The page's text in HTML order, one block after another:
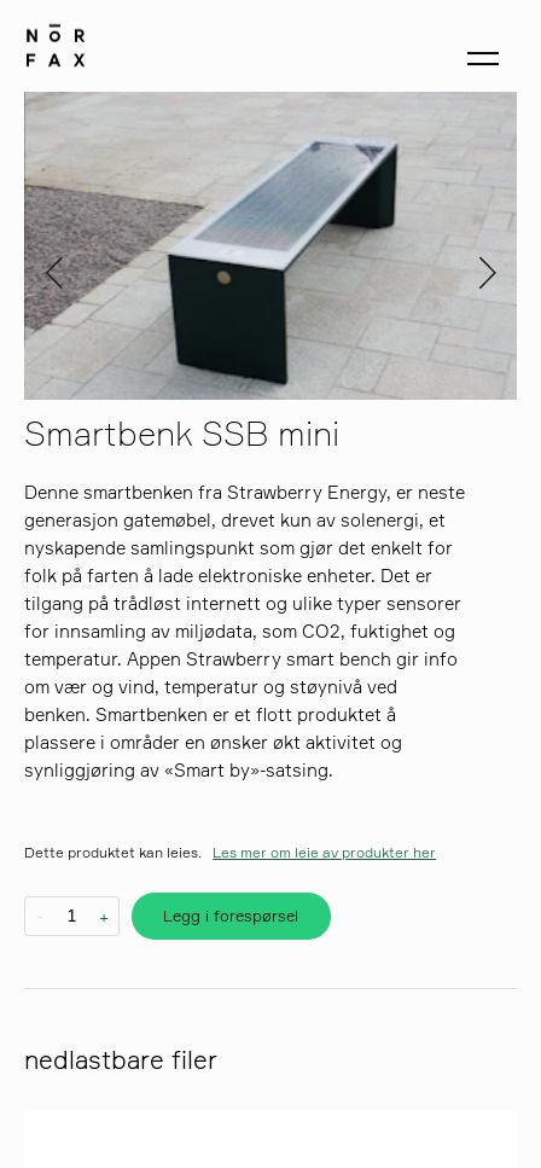
produkter
om oss
kontakt
søk
Smartbenk SSB mini
Denne smartbenken fra Strawberry Energy, er neste
generasjon gatemøbel, drevet kun av solenergi, et
nyskapende samlingspunkt som gjør det enkelt for
folk på farten å lade elektroniske enheter. Det er
tilgang på trådløst internett og ulike typer sensorer
for innsamling av miljødata, som CO2, fuktighet og
temperatur. Appen Strawberry smart bench gir info
om vær og vind, temperatur og støynivå ved
benken. Smartbenken er et flott produktet å
plassere i områder en ønsker økt aktivitet og
synliggjøring av «Smart by»-satsing.
Dette produktet kan leies. Les mer om leie av produkter her
- + Legg i forespørsel
nedlastbare filer